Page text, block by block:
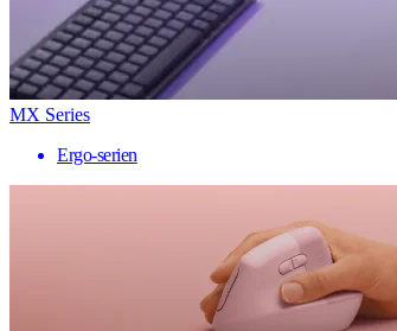
MX Series
Ergo-serien